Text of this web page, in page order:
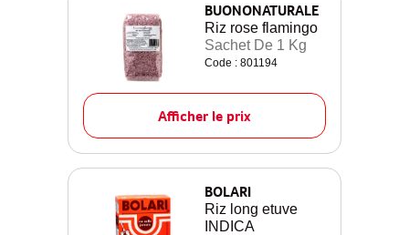
BUONONATURALE
Riz rose flamingo
Sachet De 1 Kg
Code : 801194
Afficher le prix
BOLARI
Riz long etuve
INDICA